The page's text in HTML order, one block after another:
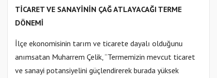
TİCARET VE SANAYİNİN ÇAĞ ATLAYACAĞI TERME
DÖNEMİ
İlçe ekonomisinin tarım ve ticarete dayalı olduğunu
anımsatan Muharrem Çelik, “Termemizin mevcut ticaret
ve sanayi potansiyelini güçlendirerek burada yüksek